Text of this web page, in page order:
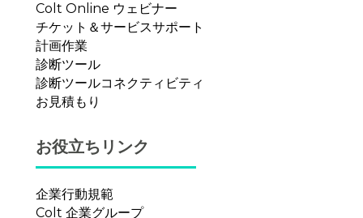
Colt Online ウェビナー
チケット＆サービスサポート
計画作業
診断ツール
診断ツールコネクティビティ
お見積もり
お役立ちリンク
企業行動規範
Colt 企業グループ